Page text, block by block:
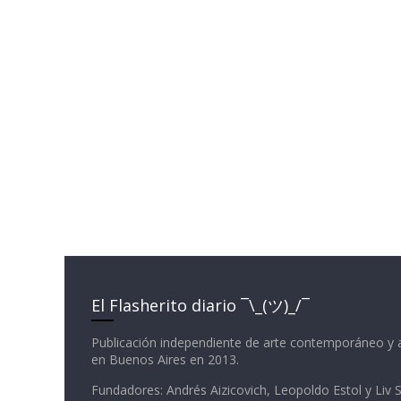
El Flasherito diario ¯\_(ツ)_/¯
Publicación independiente de arte contemporáneo y
en Buenos Aires en 2013.
Fundadores: Andrés Aizicovich, Leopoldo Estol y Liv